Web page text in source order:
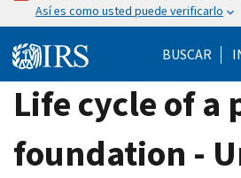
Así es como usted puede verificarlo
BUSCAR
Life cycle of a
foundation -